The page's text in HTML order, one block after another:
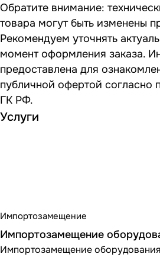
Обратите внимание:
товара могут быть изменены
Рекомендуем уточнять
момент оформления заказа.
предоставлена для
публичной офертой согласно
ГК РФ.
Услуги
Импортозамещение
Импортозамещение
Импортозамещение